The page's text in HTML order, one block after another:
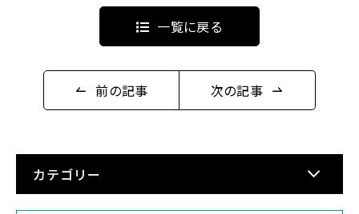
前の記事
一覧に戻る
次の記事
カテゴリー